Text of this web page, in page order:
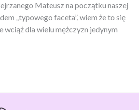
Mateusz na początku naszej
„typowego faceta”, wiem że to się
wciąż dla wielu mężczyzn jedynym